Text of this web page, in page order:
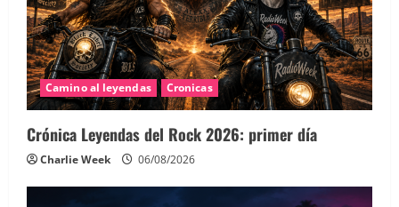
Camino al leyendas Cronicas
Crónica Leyendas del Rock 2026: primer día
Charlie Week 06/08/2026